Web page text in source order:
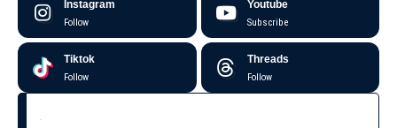
Instagram
Follow
Youtube
Subscribe
Tiktok
Follow
Threads
Follow